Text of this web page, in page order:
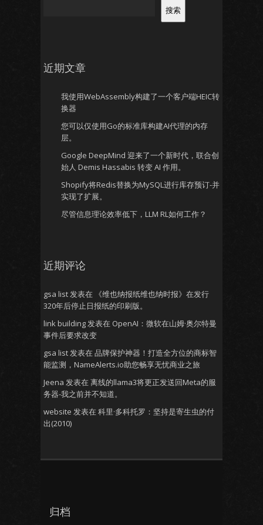
搜索
近期文章
我使用WebAssembly构建了一个客户端HEIC转
换器
您可以仅使用Go的标准库构建AI代理的内存
层。
Google DeepMind 迎来了一个新时代，联合创
始人 Demis Hassabis 转变 AI 作用。
Shopify将Redis替换为MySQL进行库存预订-并
实现了扩展。
尽管信息理论效率低下，LLM RL如何工作？
近期评论
gsa list发表在
《维也纳报纸维也纳时报》在发行
320年后停止日报纸的印刷版。
link building发表在 OpenAI：微软在山姆·奥尔特曼
事件后要求改变
gsa list发表在 品牌保护神器！打造全方位的商标智
能监测，NameAlerts.io助您畅享无忧商业之旅
Jeena 发表在 离线的llama3将更正发送回Meta的服
务器-我之前并不知道。
website 发表在 科里·多科托罗：坚持是寄生虫的付
出(2010)
归档